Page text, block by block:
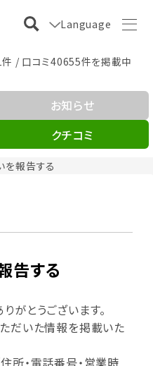
Language
/ 口コミ40655件を掲載中
を報告する
お知らせ
クチコミ
告する
がとうございます。
だいた情報を掲載いた